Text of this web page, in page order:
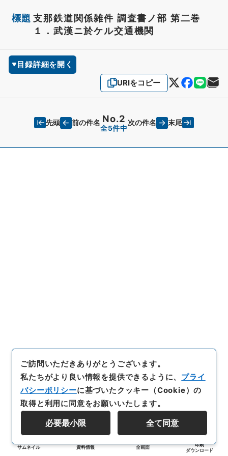
標題 支那鉄道関係雑件 調査書ノ部 第二巻
１．武漢ニ於ケル交通機関
目録詳細を開く
URIをコピー
先頭 前の件名 No.2
全5件中
次の件名 末尾
サムネイル 資料情報 全画面
印刷
ダウンロード
ご訪問いただきありがとうございます。
私たちがより良い情報を提供できるように、 プライ
バシーポリシーに基づいたクッキー（Cookie）の
取得と利用に同意をお願いいたします。
必要最小限 全て同意